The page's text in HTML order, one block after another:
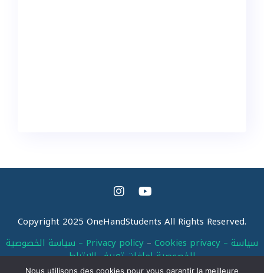
Copyright 2025 OneHandStudents All Rights Reserved.
سياسة الخصوصية – Privacy policy – Cookies privacy – سياسة
الخصوصية لملفات تعريف الإرتباط
Nous utilisons des cookies pour vous garantir la meilleure